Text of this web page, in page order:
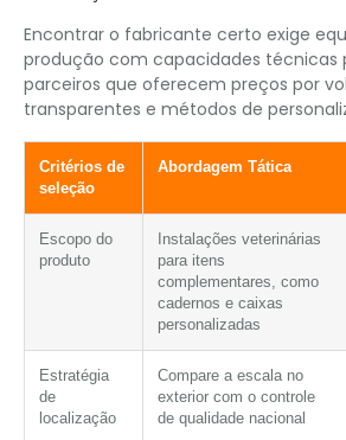
Encontrar o fabricante certo exige
produção com capacidades técnicas
parceiros que oferecem preços por
transparentes e métodos de
Critérios de
seleção
Abordagem Tática
Escopo do
produto
Instalações veterinárias
para itens
complementares, como
cadernos e caixas
personalizadas
Estratégia
de
localização
Compare a escala no
exterior com o controle
de qualidade nacional